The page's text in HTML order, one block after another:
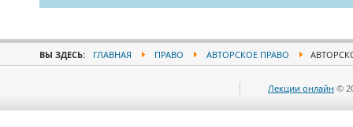
ВЫ ЗДЕСЬ: ГЛАВНАЯ ПРАВО АВТОРСКОЕ ПРАВО
Лекции онлайн ©